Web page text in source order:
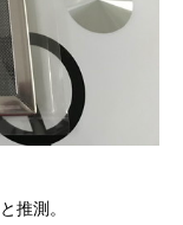
と推測。